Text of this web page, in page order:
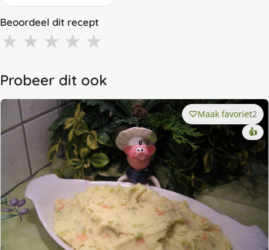
Beoordeel dit recept
★ ★ ★ ★ ★
Probeer dit ook
Maak favoriet2
👍